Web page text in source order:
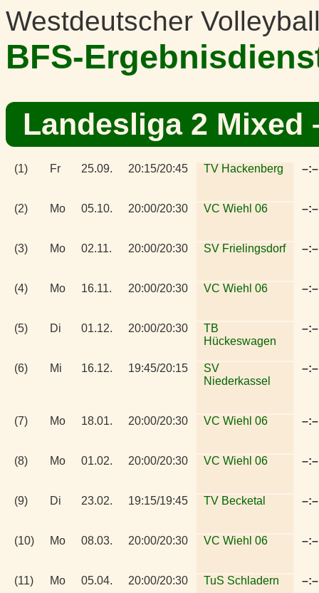
Westdeutscher
BFS-
Landesliga 2 Mixed
(1) Fr 25.09. 20:15/20:45 TV Hackenberg –:–
(2) Mo 05.10. 20:00/20:30 VC Wiehl 06 –:–
(3) Mo 02.11. 20:00/20:30 SV Frielingsdorf –:–
(4) Mo 16.11. 20:00/20:30 VC Wiehl 06 –:–
(5) Di 01.12. 20:00/20:30
TB
Hückeswagen
–:–
(6) Mi 16.12. 19:45/20:15
SV
Niederkassel
–:–
(7) Mo 18.01. 20:00/20:30 VC Wiehl 06 –:–
(8) Mo 01.02. 20:00/20:30 VC Wiehl 06 –:–
(9) Di 23.02. 19:15/19:45 TV Becketal –:–
(10) Mo 08.03. 20:00/20:30 VC Wiehl 06 –:–
(11) Mo 05.04. 20:00/20:30 TuS Schladern –:–